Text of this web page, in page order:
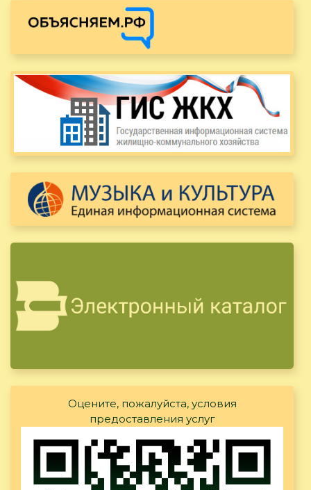
Оцените, пожалуйста, условия
предоставления услуг